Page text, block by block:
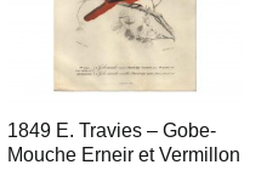
1849 E. Travies – Gobe-
Mouche Erneir et Vermillon